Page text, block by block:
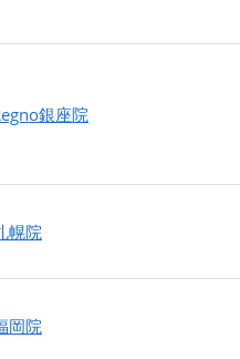
銀座院
幌院
岡院